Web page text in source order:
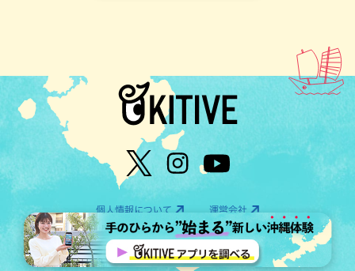
個人情報について 運営会社
©OTV CO.,LTD All Rights Reserved.